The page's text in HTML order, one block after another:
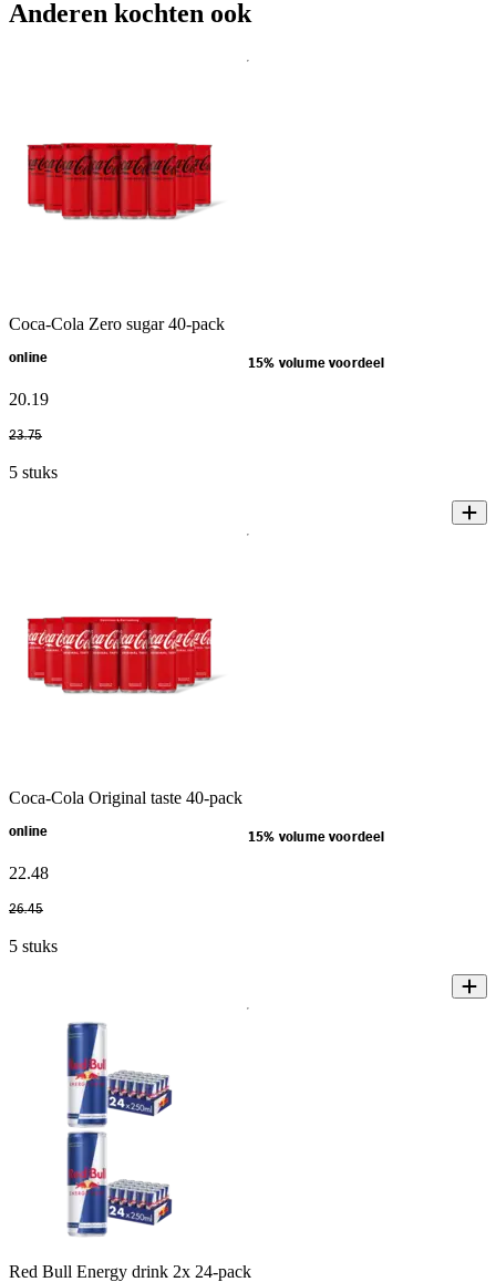
Anderen kochten ook
Coca-Cola Zero sugar 40-pack
online 15% volume voordeel
20.19
23.75
5 stuks
Coca-Cola Original taste 40-pack
online 15% volume voordeel
22.48
26.45
5 stuks
Red Bull Energy drink 2x 24-pack